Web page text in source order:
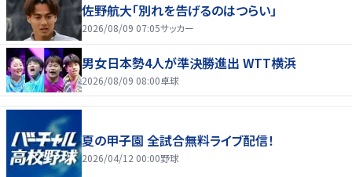
佐野航大「別れを告げるのはつらい」
2026/08/09 07:05サッカー
男女日本勢4人が準決勝進出 WTT横浜
2026/08/09 08:00卓球
夏の甲子園 全試合無料ライブ配信！
2026/04/12 00:00野球